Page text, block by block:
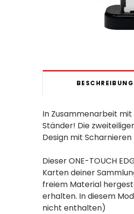
BESCHREIBUNG
In Zusammenarbeit mit
Ständer! Die
Design mit
Dieser ONE-TOUCH
Karten deiner
freiem Material
erhalten. In diesem
nicht enthalten)